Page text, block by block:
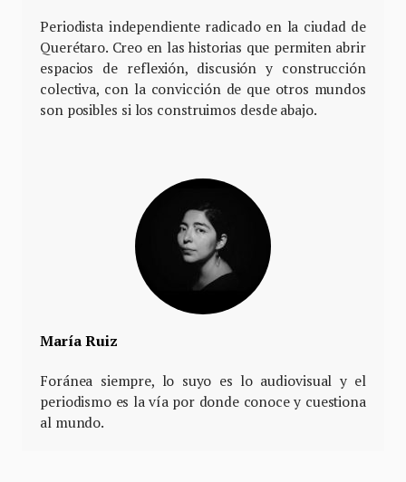
Periodista independiente radicado en la ciudad de
Querétaro. Creo en las historias que permiten abrir
espacios de reflexión, discusión y construcción
colectiva, con la convicción de que otros mundos
son posibles si los construimos desde abajo.
María Ruiz
Foránea siempre, lo suyo es lo audiovisual y el
periodismo es la vía por donde conoce y cuestiona
al mundo.